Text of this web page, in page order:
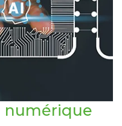
numérique